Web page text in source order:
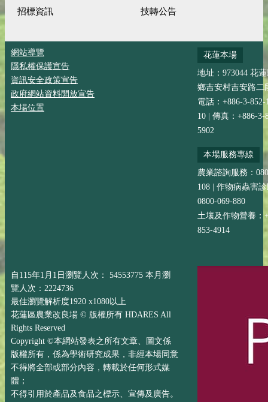
招標資訊 技轉公告
網站導覽
隱私權保護宣告
資訊安全政策宣告
政府網站資料開放宣告
本場位置
花蓮本場
地址：973044 花
鄉吉安村吉安路二
電話：+886-3-852-
10 | 傳真：+886-3-
5902
本場服務專線
農業諮詢服務：
108 | 作物病蟲害
0800-069-880
土壤及作物營養：
853-4914
自115年1月1日瀏覽人次： 54553775 本月瀏
覽人次：2224736
最佳瀏覽解析度1920 x1080以上
花蓮區農業改良場 © 版權所有 HDARES All
Rights Reserved
Copyright ©本網站發表之所有文章、圖文係
版權所有，係為學術研究成果，非經本場同意
不得將全部或部分內容，轉載於任何形式媒
體；
不得引用於產品及食品之標示、宣傳及廣告。